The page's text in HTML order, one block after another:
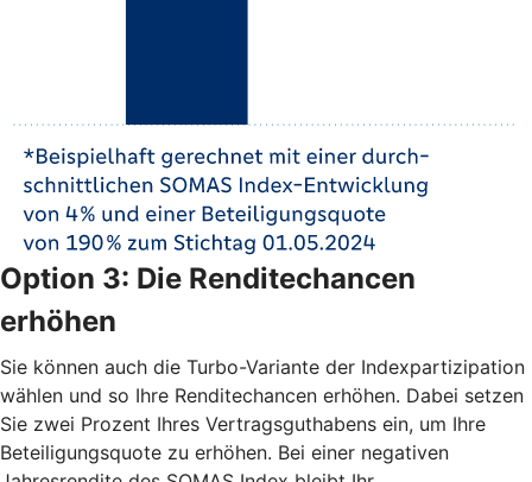
Option 3: Die Renditechancen
erhöhen
Sie können auch die Turbo-Variante der Indexpartizipation
wählen und so Ihre Renditechancen erhöhen. Dabei setzen
Sie zwei Prozent Ihres Vertragsguthabens ein, um Ihre
Beteiligungsquote zu erhöhen. Bei einer negativen